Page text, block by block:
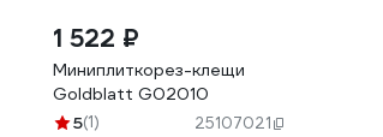
1 522 ₽
Миниплиткорез-клещи
Goldblatt G02010
5(1) 25107021